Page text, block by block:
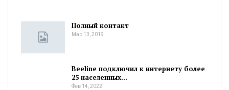
Полный контакт
Мар 13, 2019
Beeline подключил к интернету более
25 населенных…
Фев 14, 2022